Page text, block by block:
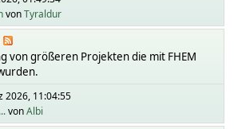
vonTyraldur
von größeren Projekten die mit FHEM
2026, 11:04:55
vonAlbi